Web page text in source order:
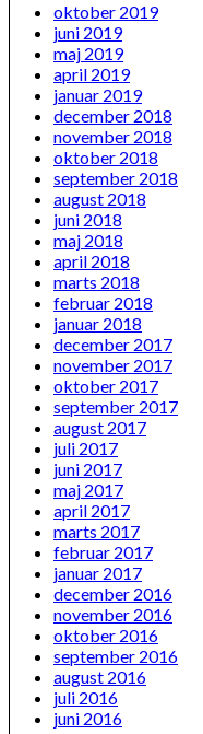
oktober 2019
juni 2019
maj 2019
april 2019
januar 2019
december 2018
november 2018
oktober 2018
september 2018
august 2018
juni 2018
maj 2018
april 2018
marts 2018
februar 2018
januar 2018
december 2017
november 2017
oktober 2017
september 2017
august 2017
juli 2017
juni 2017
maj 2017
april 2017
marts 2017
februar 2017
januar 2017
december 2016
november 2016
oktober 2016
september 2016
august 2016
juli 2016
juni 2016